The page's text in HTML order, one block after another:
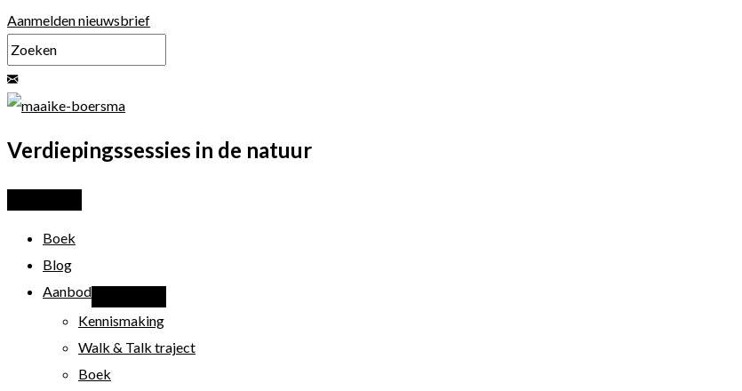
Ga
naar
de
inhoud
Aanmelden nieuwsbrief
Verdiepingssessies in de natuur
Boek
Blog
Aanbod
Kennismaking
Walk & Talk traject
Boek